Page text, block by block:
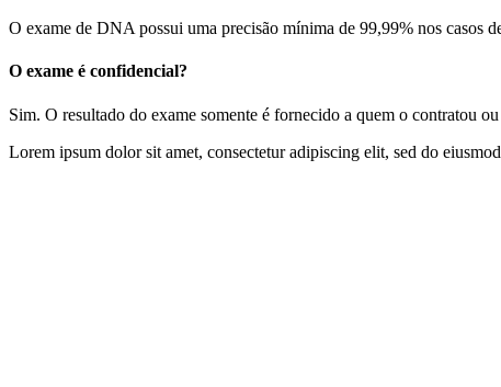
O exame de DNA possui uma precisão mínima de 99,99% nos casos
O exame é confidencial?
Sim. O resultado do exame somente é fornecido a quem o contratou
Lorem ipsum dolor sit amet, consectetur adipiscing elit, sed do